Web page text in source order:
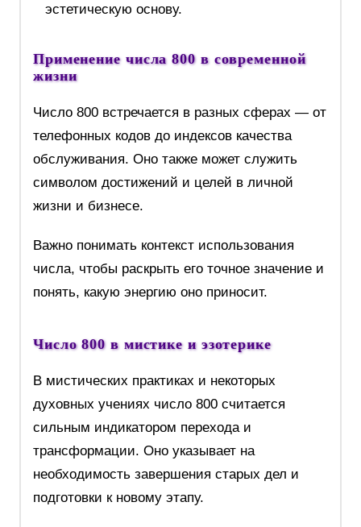
эстетическую основу.
Применение числа 800 в современной
жизни
Число 800 встречается в разных сферах — от
телефонных кодов до индексов качества
обслуживания. Оно также может служить
символом достижений и целей в личной
жизни и бизнесе.
Важно понимать контекст использования
числа, чтобы раскрыть его точное значение и
понять, какую энергию оно приносит.
Число 800 в мистике и эзотерике
В мистических практиках и некоторых
духовных учениях число 800 считается
сильным индикатором перехода и
трансформации. Оно указывает на
необходимость завершения старых дел и
подготовки к новому этапу.